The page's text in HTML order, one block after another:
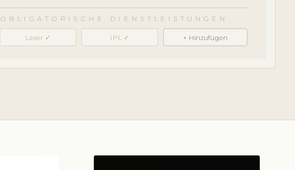
OBLIGATORISCHE DIENSTLEISTUNGEN
Laser ✓ IPL ✓ + Hinzufügen